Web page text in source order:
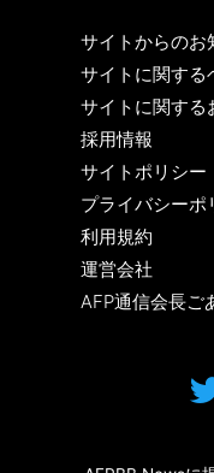
サイトからのお
サイトに関する
サイトに関する
採用情報
サイトポリシー
プライバシーポ
利用規約
運営会社
AFP通信会長ご